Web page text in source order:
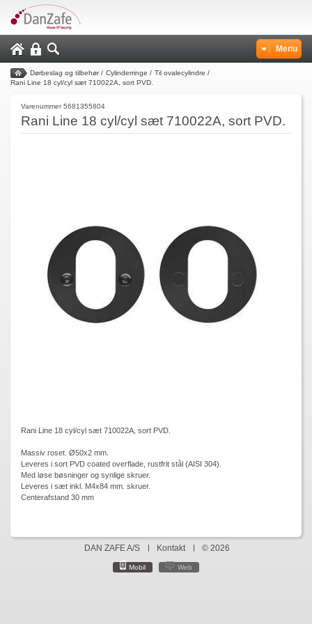
Menu
Dørbeslag og tilbehør/ Cylinderringe / Til ovalecylindre /
Rani Line 18 cyl/cyl sæt 710022A, sort PVD.
Varenummer 5681355804
Rani Line 18 cyl/cyl sæt 710022A, sort PVD.
Rani Line 18 cyl/cyl sæt 710022A, sort PVD.
Massiv roset. Ø50x2 mm.
Leveres i sort PVD coated overflade, rustfrit stål (AISI 304).
Med løse bøsninger og synlige skruer.
Leveres i sæt inkl. M4x84 mm. skruer.
Centerafstand 30 mm
DAN ZAFE A/S Kontakt © 2026
Mobil Web